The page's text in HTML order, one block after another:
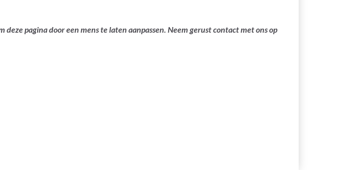
pagina door een mens te laten aanpassen. Neem gerust contact met ons op